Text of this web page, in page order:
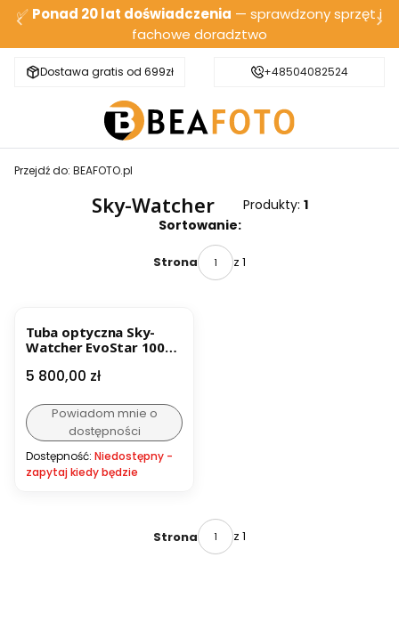
✅ Ponad 20 lat doświadczenia — sprawdzony sprzęt i
fachowe doradztwo
Dostawa gratis od 699zł Bezpieczna wysyłka
+48504082524
Przejdź do: BEAFOTO.pl
Sky-Watcher Produkty: 1
Lista produktów Sortowanie:
Strona z 1
Tuba optyczna Sky-
Watcher EvoStar 100ED
walizka)
Cena
5 800,00 zł
Powiadom mnie o
dostępności
Dostępność: Niedostępny -
zapytaj kiedy będzie
Strona z 1